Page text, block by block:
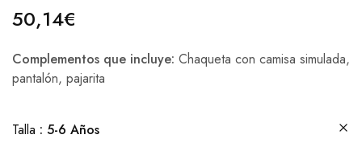
50,14€
Complementos que incluye: Chaqueta con camisa simulada,
pantalón, pajarita
Talla 5-6 Años